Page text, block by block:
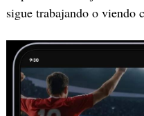
sigue trabajando o viendo